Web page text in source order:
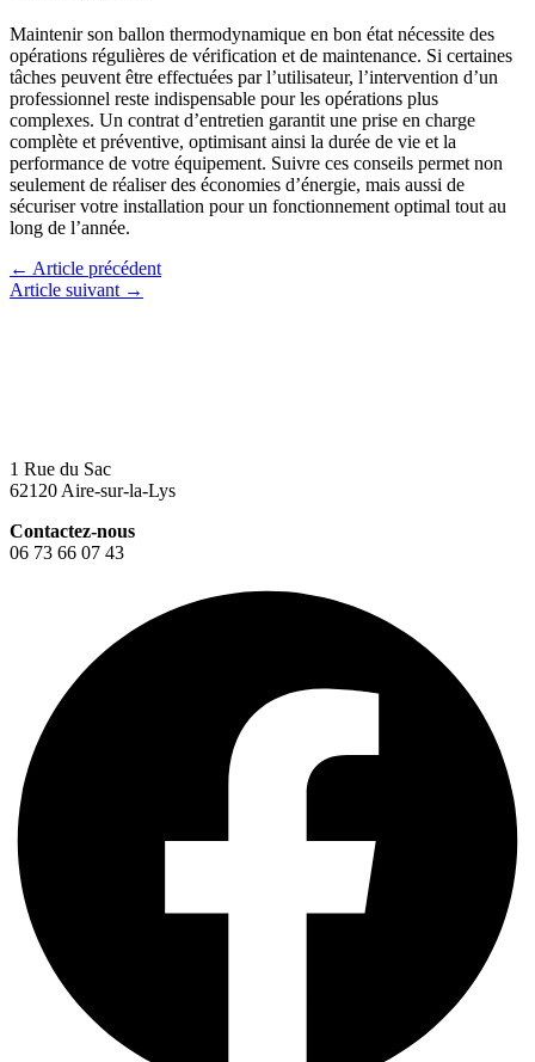
Maintenir son ballon thermodynamique en bon état nécessite des
opérations régulières de vérification et de maintenance. Si certaines
tâches peuvent être effectuées par l’utilisateur, l’intervention d’un
professionnel reste indispensable pour les opérations plus
complexes. Un contrat d’entretien garantit une prise en charge
complète et préventive, optimisant ainsi la durée de vie et la
performance de votre équipement. Suivre ces conseils permet non
seulement de réaliser des économies d’énergie, mais aussi de
sécuriser votre installation pour un fonctionnement optimal tout au
long de l’année.
← Article précédent
Article suivant →
1 Rue du Sac
62120 Aire-sur-la-Lys
Contactez-nous
06 73 66 07 43